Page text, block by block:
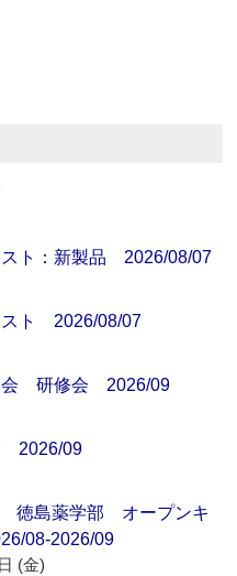
スト：新製品 2026/08/07
スト 2026/08/07
会 研修会 2026/09
2026/09
徳島薬学部 オープンキ
08-2026/09
(金)